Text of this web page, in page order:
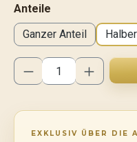
Anteile
Ganzer Anteil
Produkt Anzahl:
EXKLUSIV ÜBER DIE